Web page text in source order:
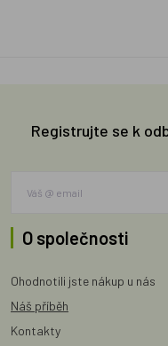
Registrujte se k
O společnosti
Ohodnotili jste nákup u nás
Náš příběh
Kontakty